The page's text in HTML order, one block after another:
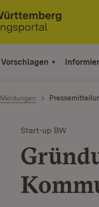
Vorschlagen
Meldungen
Start-up BW